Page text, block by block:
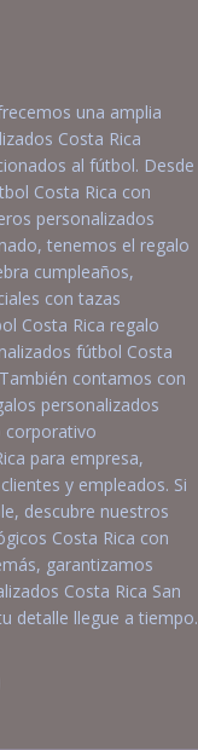
una amplia
Costa Rica
al fútbol. Desde
Costa Rica con
personalizados
tenemos el regalo
cumpleaños,
con tazas
Costa Rica regalo
fútbol Costa
contamos con
personalizados
corporativo
para empresa,
y empleados. Si
descubre nuestros
Costa Rica con
garantizamos
Costa Rica San
detalle llegue a tiempo.